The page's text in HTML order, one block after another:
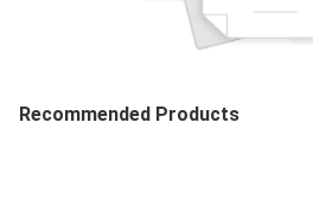
Recommended Products